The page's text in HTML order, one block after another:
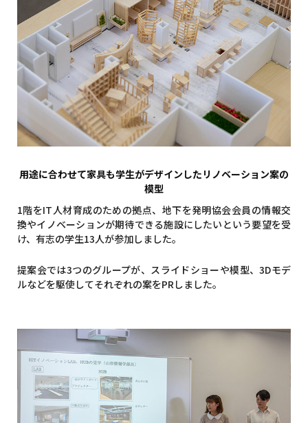
用途に合わせて家具も学生がデザインしたリノベーション案の
模型
1階をIT人材育成のための拠点、地下を発明協会会員の情報交
換やイノベーションが期待できる施設にしたいという要望を受
け、有志の学生13人が参加しました。
提案会では3つのグループが、スライドショーや模型、3Dモデ
ルなどを駆使してそれぞれの案をPRしました。